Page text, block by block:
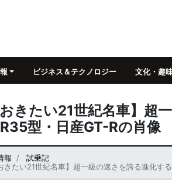
ビジネス＆テクノロジー 文化・趣
おきたい21世紀名車】超
型・日産GT-Rの肖像
報
試乗記
きたい21世紀名車】超一級の速さを誇る進化す